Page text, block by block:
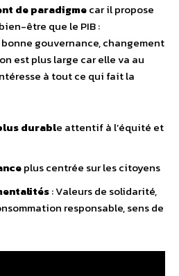
de paradigmecar il propose
être que le PIB :
gouvernance, changement
est plus large car elle va au
à tout ce qui fait la
durable attentif à l’équité et
plus centrée sur les citoyens
: Valeurs de solidarité,
responsable, sens de